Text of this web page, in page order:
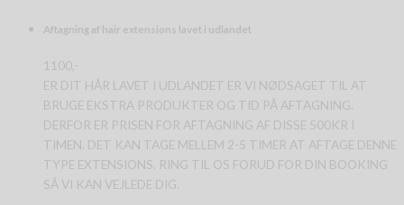
Aftagning af hair extensions lavet i udlandet
1100,-
ER DIT HÅR LAVET I UDLANDET ER VI NØDSAGET TIL AT
BRUGE EKSTRA PRODUKTER OG TID PÅ AFTAGNING.
DERFOR ER PRISEN FOR AFTAGNING AF DISSE 500KR I
TIMEN. DET KAN TAGE MELLEM 2-5 TIMER AT AFTAGE DENNE
TYPE EXTENSIONS. RING TIL OS FORUD FOR DIN BOOKING
SÅ VI KAN VEJLEDE DIG.